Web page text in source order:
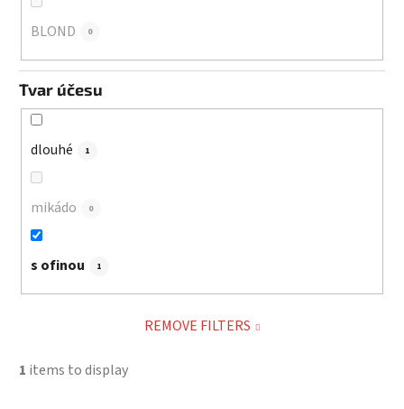
BLOND 0
Tvar účesu
dlouhé 1
mikádo 0
s ofinou 1
REMOVE FILTERS
1 items to display